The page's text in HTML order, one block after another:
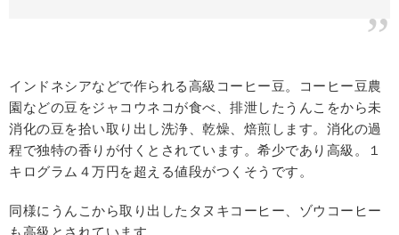
インドネシアなどで作られる高級コーヒー豆。コーヒー豆農
園などの豆をジャコウネコが食べ、排泄したうんこをから未
消化の豆を拾い取り出し洗浄、乾燥、焙煎します。消化の過
程で独特の香りが付くとされています。希少であり高級。１
キログラム４万円を超える値段がつくそうです。
同様にうんこから取り出したタヌキコーヒー、ゾウコーヒー